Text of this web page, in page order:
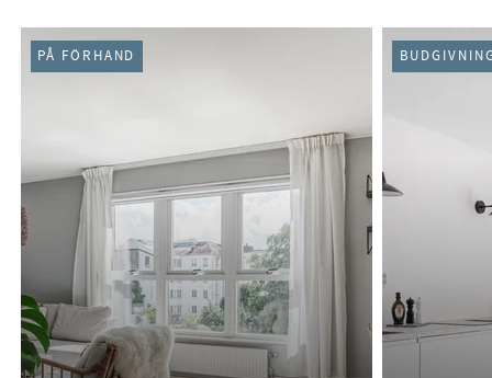
PÅ FÖRHAND